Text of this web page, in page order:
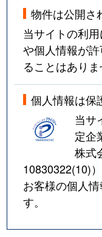
物件は公開さ
当サイトの利
や個人情報が
ることはありま
個人情報は保
当サ
定企
株式
10830322(10)
お客様の個人
す。